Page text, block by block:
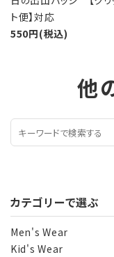
ト便】対応
550円(税込)
他
カテゴリーで選ぶ
Men's Wear
Kid's Wear